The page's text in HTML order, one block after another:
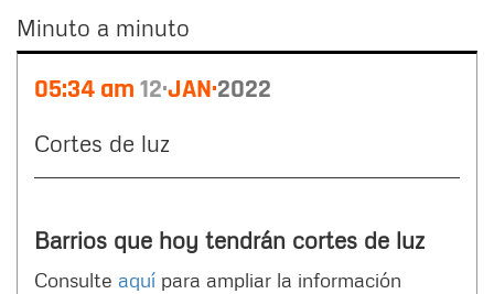
Minuto a minuto
05:34 am 12 JAN 2022
Cortes de luz
Barrios que hoy tendrán cortes de luz
Consulte aquí para ampliar la información